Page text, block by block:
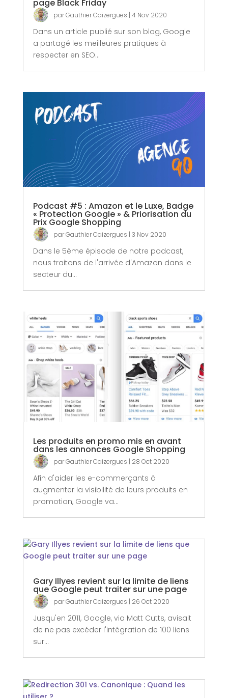
page Black Friday
parGauthier Caizergues | 4 Nov 2020
Dans un article publié sur son blog, Google
a partagé les meilleures pratiques à
respecter en SEO...
Podcast #5 : Amazon et le Luxe, Badge
« Protection Google » & Priorisation du
Prix Google Shopping
parGauthier Caizergues | 3 Nov 2020
Dans le 5ème épisode de notre podcast,
nous traitons de l'arrivée d'Amazon dans le
secteur du...
Les produits en promo mis en avant
dans les annonces Google Shopping
parGauthier Caizergues | 28 Oct 2020
Afin d'aider les e-commerçants à
augmenter la visibilité de leurs produits en
promotion, Google va...
Gary Illyes revient sur la limite de liens
que Google peut traiter sur une page
parGauthier Caizergues | 26 Oct 2020
Jusqu'en 2011, Google, via Matt Cutts, avisait
de ne pas excéder l'intégration de 100 liens
sur...